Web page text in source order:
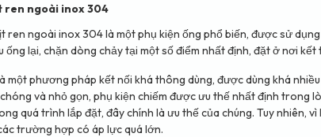
ren ngoài inox 304
ren ngoài inox 304 là một phụ kiện ống phổ biến, được sử
ống lại, chặn dòng chảy tại một số điểm nhất định, đặt ở nơi
một phương pháp kết nối khá thông dùng, được dùng khá
và nhỏ gọn, phụ kiện chiếm được ưu thế nhất định trong
quá trình lắp đặt, đây chính là ưu thế của chúng. Tuy nhiên,
trường hợp có áp lực quá lớn.